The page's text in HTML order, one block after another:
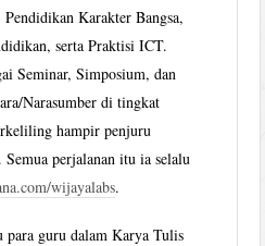
Karakter Bangsa,
serta Praktisi ICT.
Seminar, Simposium, dan
Narasumber di tingkat
hampir penjuru
perjalanan itu ia selalu
wijayalabs.
para guru dalam Karya Tulis